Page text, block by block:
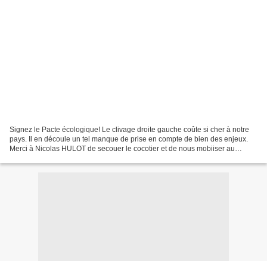
Signez le Pacte écologique! Le clivage droite gauche coûte si cher à notre
pays. Il en découle un tel manque de prise en compte de bien des enjeux.
Merci à Nicolas HULOT de secouer le cocotier et de nous mobiiser au